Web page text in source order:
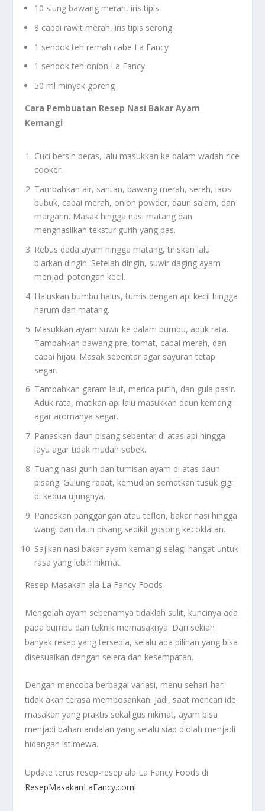
10 siung bawang merah, iris tipis
8 cabai rawit merah, iris tipis serong
1 sendok teh remah cabe La Fancy
1 sendok teh onion La Fancy
50 ml minyak goreng
Cara Pembuatan Resep Nasi Bakar Ayam
Kemangi
Cuci bersih beras, lalu masukkan ke dalam wadah rice
cooker.
Tambahkan air, santan, bawang merah, sereh, laos
bubuk, cabai merah, onion powder, daun salam, dan
margarin. Masak hingga nasi matang dan
menghasilkan tekstur gurih yang pas.
Rebus dada ayam hingga matang, tiriskan lalu
biarkan dingin. Setelah dingin, suwir daging ayam
menjadi potongan kecil.
Haluskan bumbu halus, tumis dengan api kecil hingga
harum dan matang.
Masukkan ayam suwir ke dalam bumbu, aduk rata.
Tambahkan bawang pre, tomat, cabai merah, dan
cabai hijau. Masak sebentar agar sayuran tetap
segar.
Tambahkan garam laut, merica putih, dan gula pasir.
Aduk rata, matikan api lalu masukkan daun kemangi
agar aromanya segar.
Panaskan daun pisang sebentar di atas api hingga
layu agar tidak mudah sobek.
Tuang nasi gurih dan tumisan ayam di atas daun
pisang. Gulung rapat, kemudian sematkan tusuk gigi
di kedua ujungnya.
Panaskan panggangan atau teflon, bakar nasi hingga
wangi dan daun pisang sedikit gosong kecoklatan.
Sajikan nasi bakar ayam kemangi selagi hangat untuk
rasa yang lebih nikmat.
Resep Masakan ala La Fancy Foods
Mengolah ayam sebenarnya tidaklah sulit, kuncinya ada
pada bumbu dan teknik memasaknya. Dari sekian
banyak resep yang tersedia, selalu ada pilihan yang bisa
disesuaikan dengan selera dan kesempatan.
Dengan mencoba berbagai variasi, menu sehari-hari
tidak akan terasa membosankan. Jadi, saat mencari ide
masakan yang praktis sekaligus nikmat, ayam bisa
menjadi bahan andalan yang selalu siap diolah menjadi
hidangan istimewa.
Update terus resep-resep ala La Fancy Foods di
ResepMasakanLaFancy.com!